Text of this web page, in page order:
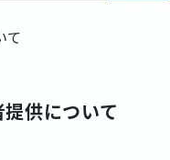
て
供について